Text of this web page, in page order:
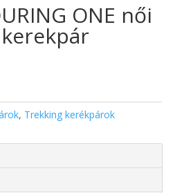
ONE női
, Trekking kerékpárok